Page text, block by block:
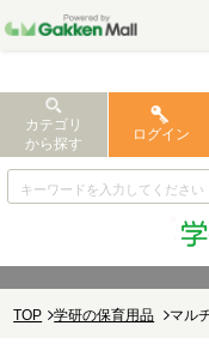
カテゴリ
から探す
ログイン
TOP 学研の保育用品 マル